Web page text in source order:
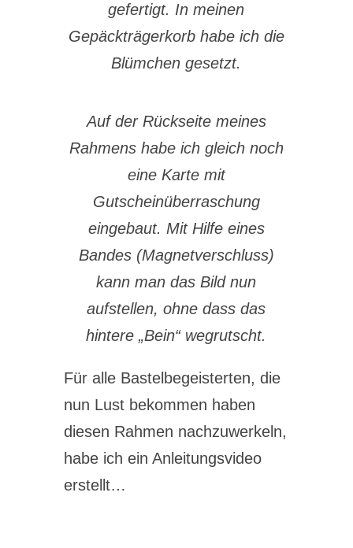
gefertigt. In meinen
Gepäckträgerkorb habe ich die
Blümchen gesetzt.
Auf der Rückseite meines
Rahmens habe ich gleich noch
eine Karte mit
Gutscheinüberraschung
eingebaut. Mit Hilfe eines
Bandes (Magnetverschluss)
kann man das Bild nun
aufstellen, ohne dass das
hintere „Bein“ wegrutscht.
Für alle Bastelbegeisterten, die
nun Lust bekommen haben
diesen Rahmen nachzuwerkeln,
habe ich ein Anleitungsvideo
erstellt…